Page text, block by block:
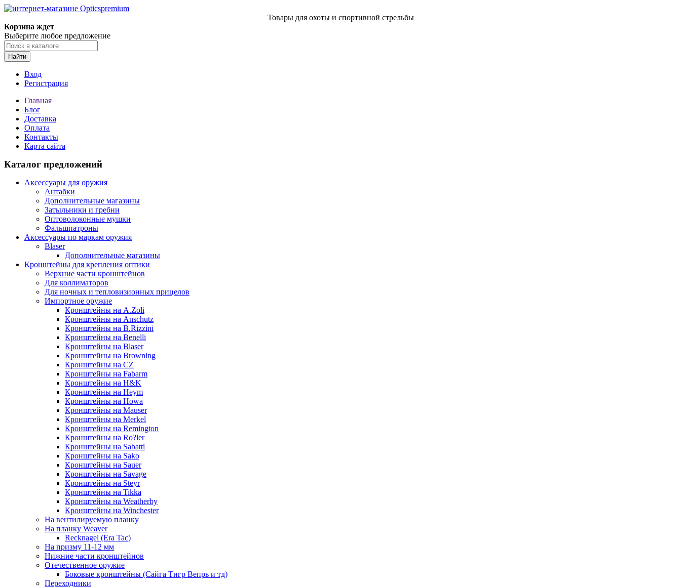
Товары для охоты и спортивной стрельбы
Корзина ждет
Выберите любое предложение
Найти
Вход
Регистрация
Главная
Блог
Доставка
Оплата
Контакты
Карта сайта
Каталог предложений
Аксессуары для оружия
Антабки
Дополнительные магазины
Затыльники и гребни
Оптоволоконные мушки
Фальшпатроны
Аксессуары по маркам оружия
Blaser
Дополнительные магазины
Кронштейны для крепления оптики
Верхние части кронштейнов
Для коллиматоров
Для ночных и тепловизионных прицелов
Импортное оружие
Кронштейны на A.Zoli
Кронштейны на Anschutz
Кронштейны на B.Rizzini
Кронштейны на Benelli
Кронштейны на Blaser
Кронштейны на Browning
Кронштейны на CZ
Кронштейны на Fabarm
Кронштейны на H&K
Кронштейны на Heym
Кронштейны на Howa
Кронштейны на Mauser
Кронштейны на Merkel
Кронштейны на Remington
Кронштейны на Ro?ler
Кронштейны на Sabatti
Кронштейны на Sako
Кронштейны на Sauer
Кронштейны на Savage
Кронштейны на Steyr
Кронштейны на Tikka
Кронштейны на Weatherby
Кронштейны на Winchester
На вентилируемую планку
На планку Weaver
Recknagel (Era Tac)
На призму 11-12 мм
Нижние части кронштейнов
Отечественное оружие
Боковые кронштейны (Сайга Тигр Вепрь и тд)
Переходники